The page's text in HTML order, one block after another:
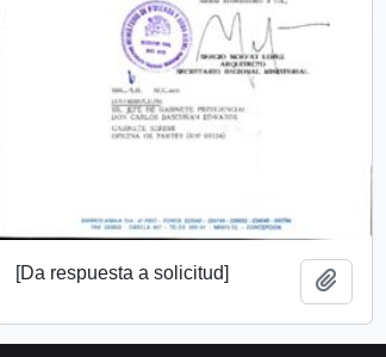
[Da respuesta a solicitud]